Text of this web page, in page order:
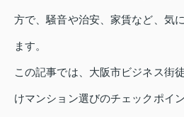
方で、騒音や治安、家賃など、気
ます。
この記事では、大阪市ビジネス街
けマンション選びのチェックポイ